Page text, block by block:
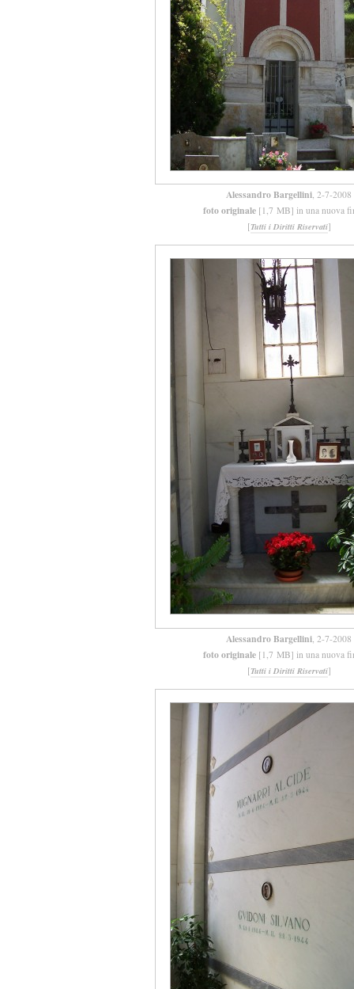
Alessandro Bargellini, 2-7-2008
foto originale [1,7 MB] in una nuova
[Tutti i Diritti Riservati]
Alessandro Bargellini , 2-7-2008
foto originale [1,7 MB] in una nuova
[Tutti i Diritti Riservati]